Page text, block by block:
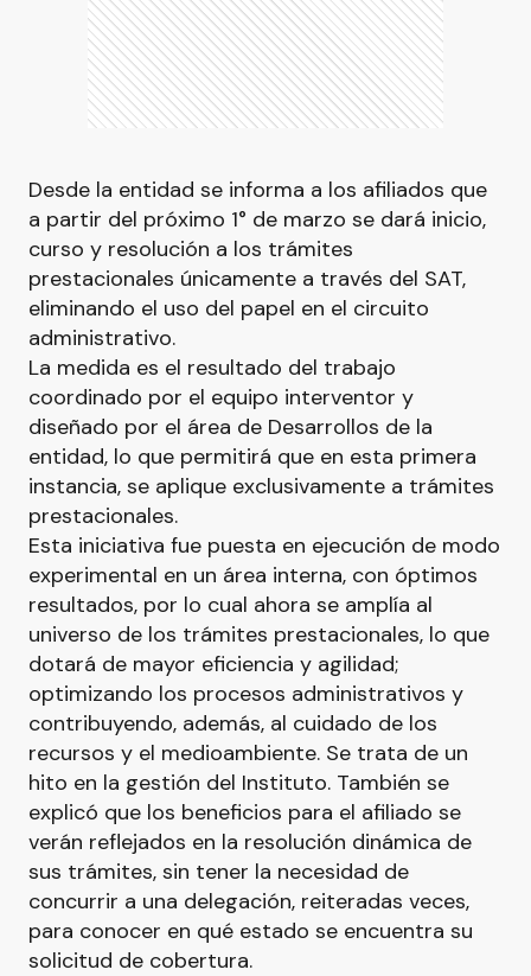
Desde la entidad se informa a los afiliados que
a partir del próximo 1° de marzo se dará inicio,
curso y resolución a los trámites
prestacionales únicamente a través del SAT,
eliminando el uso del papel en el circuito
administrativo.
La medida es el resultado del trabajo
coordinado por el equipo interventor y
diseñado por el área de Desarrollos de la
entidad, lo que permitirá que en esta primera
instancia, se aplique exclusivamente a trámites
prestacionales.
Esta iniciativa fue puesta en ejecución de modo
experimental en un área interna, con óptimos
resultados, por lo cual ahora se amplía al
universo de los trámites prestacionales, lo que
dotará de mayor eficiencia y agilidad;
optimizando los procesos administrativos y
contribuyendo, además, al cuidado de los
recursos y el medioambiente. Se trata de un
hito en la gestión del Instituto. También se
explicó que los beneficios para el afiliado se
verán reflejados en la resolución dinámica de
sus trámites, sin tener la necesidad de
concurrir a una delegación, reiteradas veces,
para conocer en qué estado se encuentra su
solicitud de cobertura.